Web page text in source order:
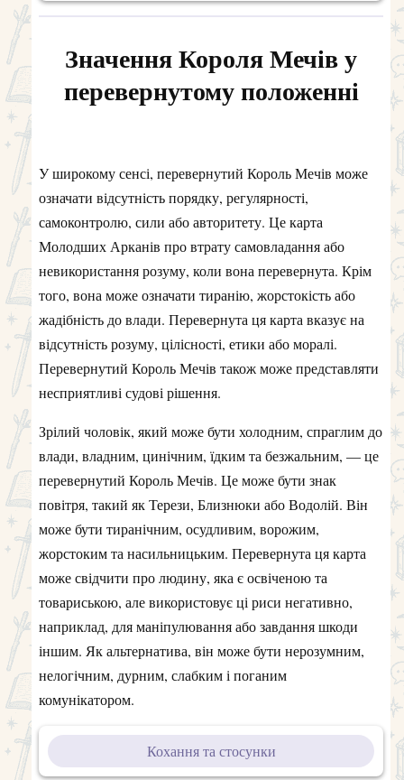
Значення Короля Мечів у
перевернутому положенні
У широкому сенсі, перевернутий Король Мечів може
означати відсутність порядку, регулярності,
самоконтролю, сили або авторитету. Це карта
Молодших Арканів про втрату самовладання або
невикористання розуму, коли вона перевернута. Крім
того, вона може означати тиранію, жорстокість або
жадібність до влади. Перевернута ця карта вказує на
відсутність розуму, цілісності, етики або моралі.
Перевернутий Король Мечів також може представляти
несприятливі судові рішення.
Зрілий чоловік, який може бути холодним, спраглим до
влади, владним, цинічним, їдким та безжальним, — це
перевернутий Король Мечів. Це може бути знак
повітря, такий як Терези, Близнюки або Водолій. Він
може бути тиранічним, осудливим, ворожим,
жорстоким та насильницьким. Перевернута ця карта
може свідчити про людину, яка є освіченою та
товариською, але використовує ці риси негативно,
наприклад, для маніпулювання або завдання шкоди
іншим. Як альтернатива, він може бути нерозумним,
нелогічним, дурним, слабким і поганим
комунікатором.
Кохання та стосунки